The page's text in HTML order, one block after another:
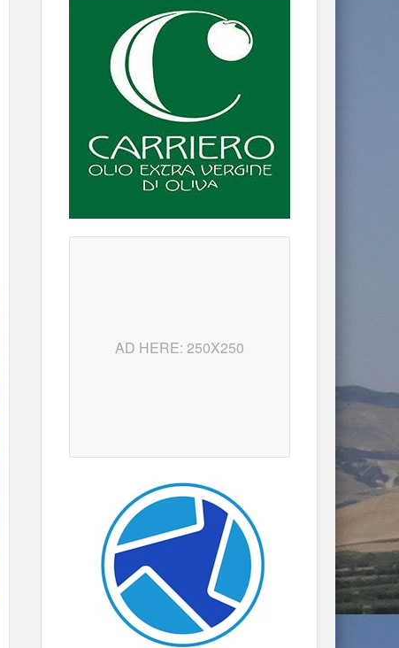
AD HERE: 250X250